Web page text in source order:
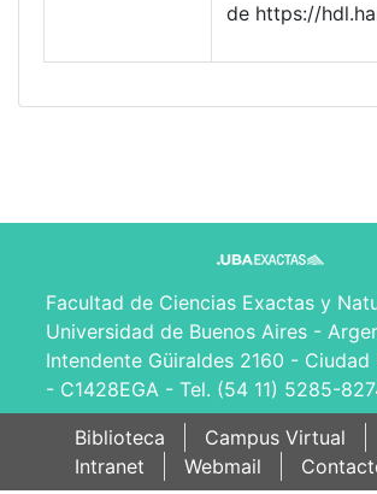
de https://
Facultad de Ciencias Exactas y
Universidad de Buenos Aires -
Intendente Güiraldes 2160 - Ciudad
- C1428EGA - Tel. (54 11) 5285-
Biblioteca
Campus Virtual
Intranet
Webmail